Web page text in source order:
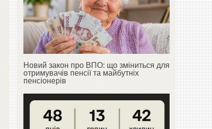
Новий закон про ВПО: що зміниться для
отримувачів пенсії та майбутніх
пенсіонерів